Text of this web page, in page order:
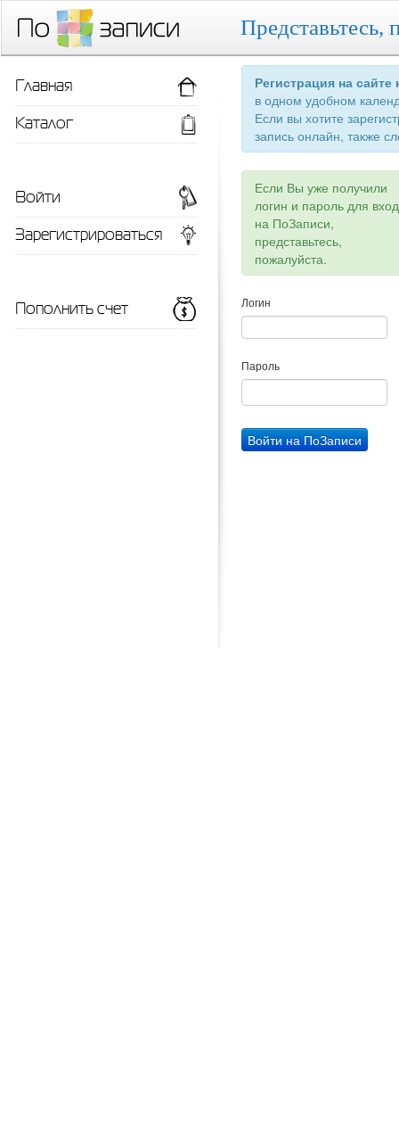
Представьтесь,
Регистрация на
в одном удобном
Если вы хотите
запись онлайн, также
Если Вы уже получили
логин и пароль для
на ПоЗаписи,
представьтесь,
пожалуйста.
Логин
Пароль
Главная
Каталог
Войти
Зарегистрироваться
Пополнить счет